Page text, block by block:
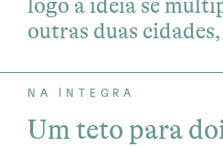
logo a ideia se
outras duas
NA ÍNTEGRA
Um teto para